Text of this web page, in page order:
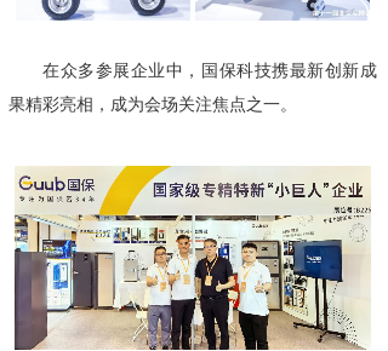
在众多参展企业中，国保科技携最新创新成
果精彩亮相，成为会场关注焦点之一。